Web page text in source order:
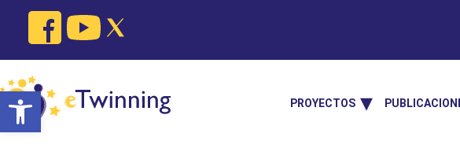
Open toolbar
content
PROYECTOS